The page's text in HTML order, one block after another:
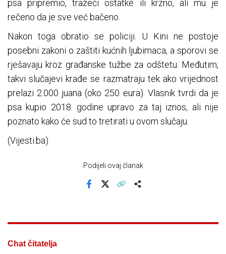
psa pripremio, tražeći ostatke ili krzno, ali mu je
rečeno da je sve već bačeno.
Nakon toga obratio se policiji. U Kini ne postoje
posebni zakoni o zaštiti kućnih ljubimaca, a sporovi se
rješavaju kroz građanske tužbe za odštetu. Međutim,
takvi slučajevi krađe se razmatraju tek ako vrijednost
prelazi 2.000 juana (oko 250 eura). Vlasnik tvrdi da je
psa kupio 2018. godine upravo za taj iznos, ali nije
poznato kako će sud to tretirati u ovom slučaju.
(Vijesti.ba)
Podijeli ovaj članak
Chat čitatelja